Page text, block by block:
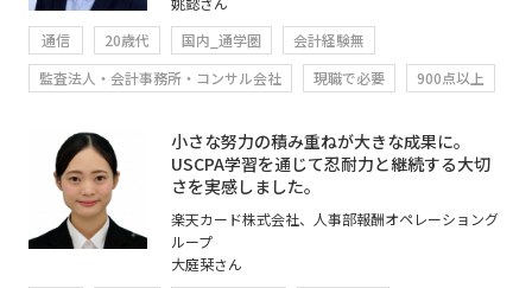
通信
20歳代 国内_通学圏
会計経験無
監査法人・会計事務所・コンサル会社
現職で必要 900点以上
小さな努力の積み重ねが大きな成果に。
USCPA学習を通じて忍耐力と継続する大切
さを実感しました。
楽天カード株式会社、人事部報酬オペレーショング
ループ
大庭栞さん